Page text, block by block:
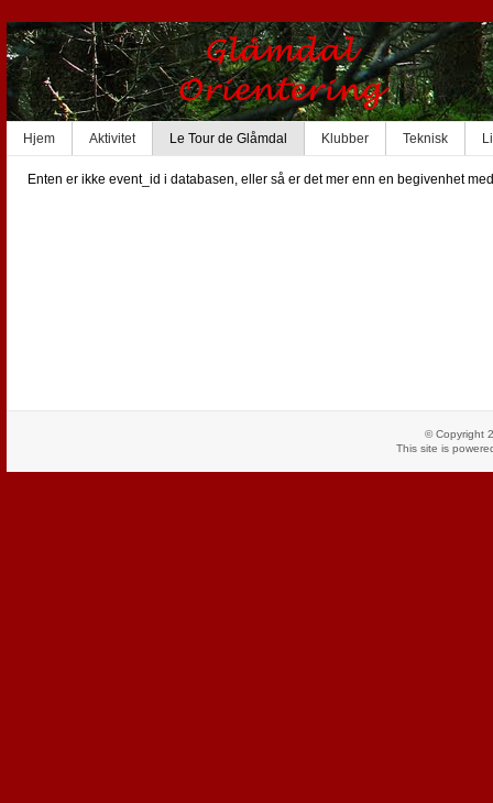
Hjem Aktivitet Le Tour de Glåmdal Klubber Teknisk
Enten er ikke event_id i databasen, eller så er det mer enn en begivenhet
© Copyright
This site is